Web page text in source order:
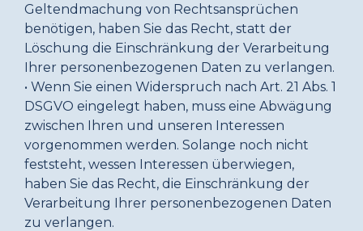
Geltendmachung von Rechtsansprüchen
benötigen, haben Sie das Recht, statt der
Löschung die Einschränkung der Verarbeitung
Ihrer personenbezogenen Daten zu verlangen.
• Wenn Sie einen Widerspruch nach Art. 21 Abs. 1
DSGVO eingelegt haben, muss eine Abwägung
zwischen Ihren und unseren Interessen
vorgenommen werden. Solange noch nicht
feststeht, wessen Interessen überwiegen,
haben Sie das Recht, die Einschränkung der
Verarbeitung Ihrer personenbezogenen Daten
zu verlangen.